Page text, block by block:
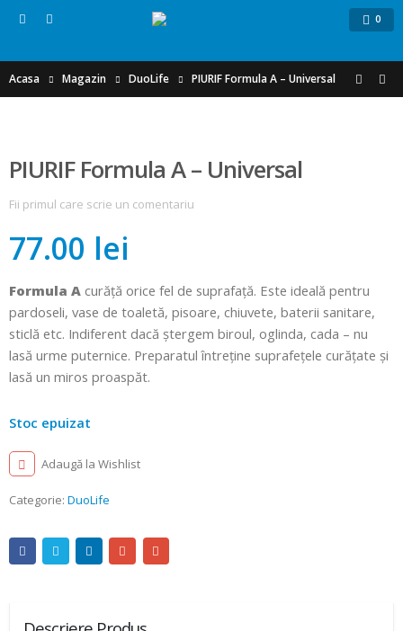
0
Acasa Magazin DuoLife PIURIF Formula A – Universal
PIURIF Formula A – Universal
Fii primul care scrie un comentariu
77.00 lei
Formula A curăță orice fel de suprafață. Este ideală pentru
pardoseli, vase de toaletă, pisoare, chiuvete, baterii sanitare,
sticlă etc. Indiferent dacă ștergem biroul, oglinda, cada – nu
lasă urme puternice. Preparatul întreține suprafețele curățate și
lasă un miros proaspăt.
Stoc epuizat
Adaugă la Wishlist
Categorie: DuoLife